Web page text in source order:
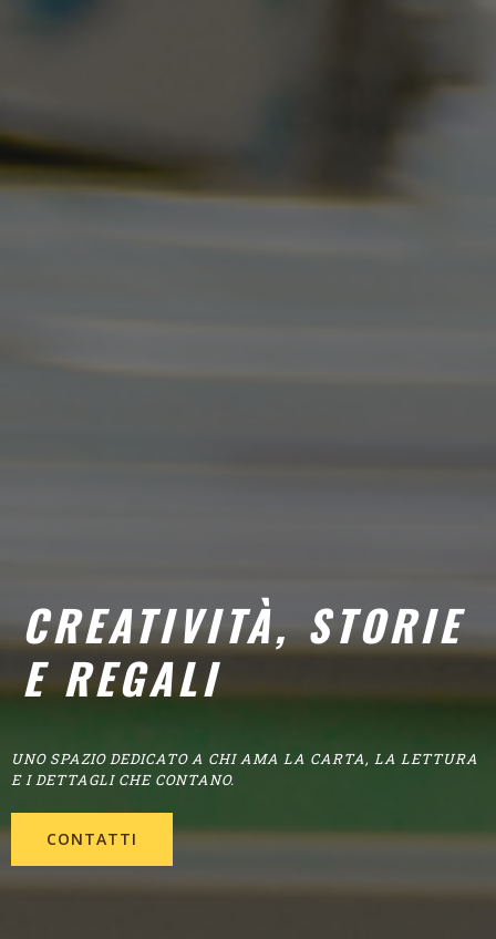
CREATIVITÀ, STORIE
E REGALI
UNO SPAZIO DEDICATO A CHI AMA LA CARTA, LA LETTURA
E I DETTAGLI CHE CONTANO.
CONTATTI